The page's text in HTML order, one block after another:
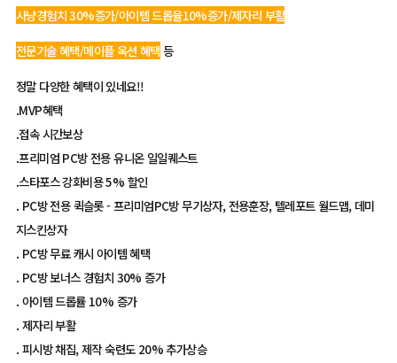
사냥경험치 30%증가/아이템 드롭율10%증가/제자리 부활
전문기술 혜택/메이플 옥션 혜택등
정말 다양한 혜택이 있네요!!
.MVP혜택
.접속 시간보상
.프리미엄 PC방 전용 유니온 일일퀘스트
.스타포스 강화비용 5% 할인
. PC방 전용 퀵슬롯 - 프리미엄PC방 무기상자, 전용훈장, 텔레포트 월드맵, 데미
지스킨상자
. PC방 무료 캐시 아이템 혜택
. PC방 보너스 경험치 30% 증가
. 아이템 드롭률 10% 증가
. 제자리 부활
. 피시방 채집, 제작 숙련도 20% 추가상승